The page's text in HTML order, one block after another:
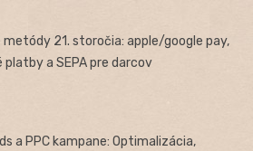
metódy 21. storočia: apple/google pay,
a SEPA pre darcov
a PPC kampane: Optimalizácia,